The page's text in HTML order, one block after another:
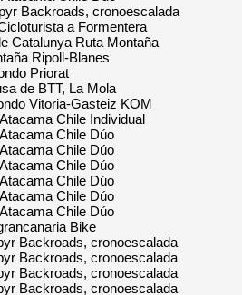
Backroads, cronoescalada
a Formentera
Catalunya Ruta Montaña
Ripoll-Blanes
Priorat
de BTT, La Mola
Vitoria-Gasteiz KOM
Chile Individual
Chile Dúo
Chile Dúo
Chile Dúo
Chile Dúo
Chile Dúo
Chile Dúo
Bike
Backroads, cronoescalada
Backroads, cronoescalada
Backroads, cronoescalada
Backroads, cronoescalada